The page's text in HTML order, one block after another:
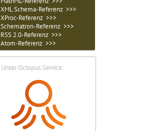
XML Schema-Referenz >>>
XProc-Referenz >>>
Schematron-Referenz >>>
RSS 2.0-Referenz >>>
Atom-Referenz >>>
Unser Octopus Service: